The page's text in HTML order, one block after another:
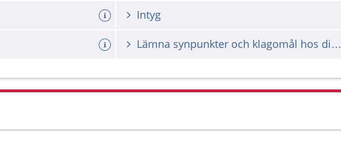
Intyg
Lämna synpunkter och klagomål hos din vårdgivare